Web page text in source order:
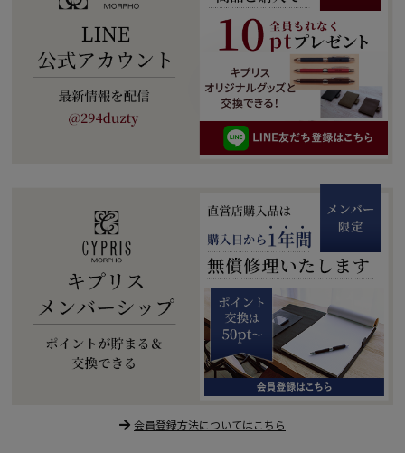
会員登録方法についてはこちら